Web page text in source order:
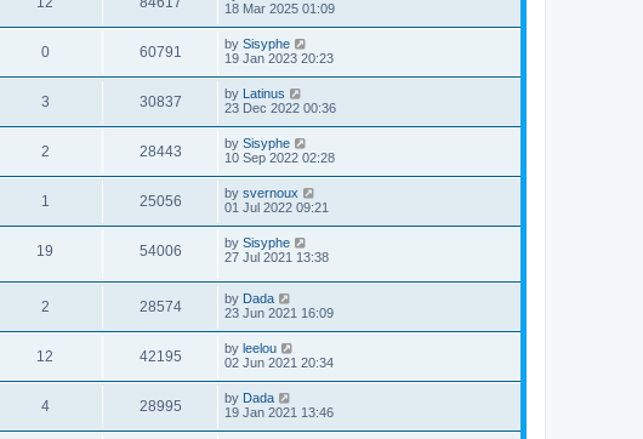
18 Mar 2025 01:09
0 60791 by Sisyphe
19 Jan 2023 20:23
3 30837 by Latinus
23 Dec 2022 00:36
2 28443 by Sisyphe
10 Sep 2022 02:28
1 25056 by svernoux
01 Jul 2022 09:21
19 54006 by Sisyphe
27 Jul 2021 13:38
2 28574 by Dada
23 Jun 2021 16:09
12 42195 by leelou
02 Jun 2021 20:34
4 28995 by Dada
19 Jan 2021 13:46